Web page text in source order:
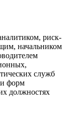
риск-
начальником
служб
и форм
должностях